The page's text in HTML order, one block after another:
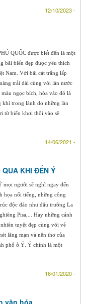
12/10/2023 -
QUỐC được biết đến là một
bãi biển đẹp được yêu thích
Nam. Với bãi cát trắng lấp
trải dài cùng với làn nước
ngọc bích, hòa vào đó là
khí trong lành do những làn
từ biển khơi thổi vào sẽ
14/06/2021 -
QUA KHI ĐẾN Ý
mọi người sẽ nghĩ ngay đến
họa nổi tiếng, những công
độc đáo như đấu trường La
Pisa,... Hay những cảnh
tuyệt đẹp cùng với vẻ
lãng mạn và nên thơ của
phố ở Ý. Ý chính là một
16/01/2020 -
văn hóa